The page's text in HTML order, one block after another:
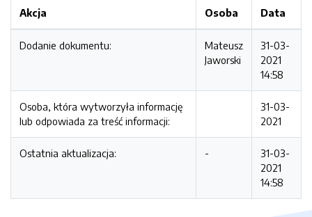
Akcja Osoba Data
Dodanie dokumentu:
Mateusz
Jaworski
31-03-
2021
14:58
Osoba, która wytworzyła informację
lub odpowiada za treść informacji:
31-03-
2021
Ostatnia aktualizacja: -
31-03-
2021
14:58